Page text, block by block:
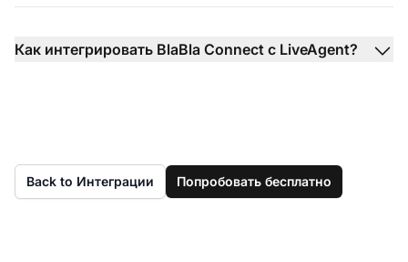
Как интегрировать BlaBla Connect с LiveAgent?
Back to Интеграции Попробовать бесплатно